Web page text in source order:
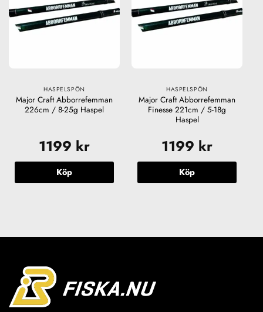
HASPELSPÖN
Major Craft Abborrefemman
226cm / 8-25g Haspel
1199 kr
Köp
HASPELSPÖN
Major Craft Abborrefemman
Finesse 221cm / 5-18g
Haspel
1199 kr
Köp